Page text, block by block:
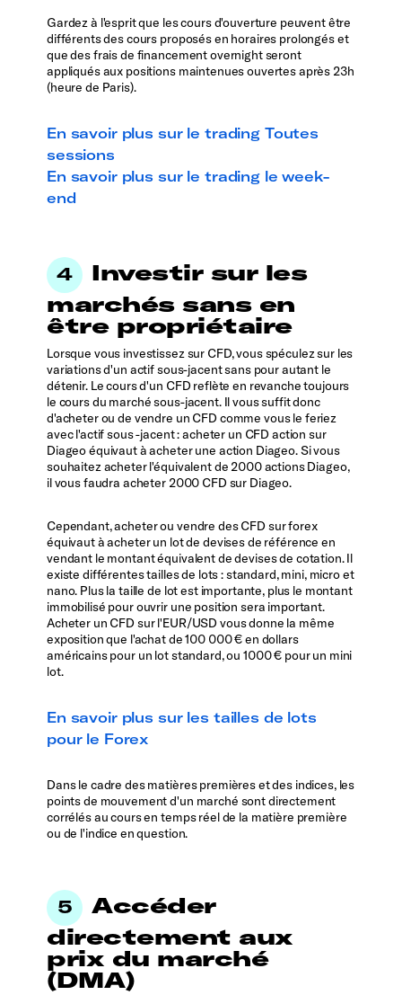
Gardez à l'esprit que les cours d'ouverture peuvent être
différents des cours proposés en horaires prolongés et
que des frais de financement overnight seront
appliqués aux positions maintenues ouvertes après 23h
(heure de Paris).
En savoir plus sur le trading Toutes
sessions
En savoir plus sur le trading le week-
end
Investir sur les
marchés sans en
être propriétaire
Lorsque vous investissez sur CFD, vous spéculez sur les
variations d'un actif sous-jacent sans pour autant le
détenir. Le cours d'un CFD reflète en revanche toujours
le cours du marché sous-jacent. Il vous suffit donc
d'acheter ou de vendre un CFD comme vous le feriez
avec l'actif sous -jacent : acheter un CFD action sur
Diageo équivaut à acheter une action Diageo. Si vous
souhaitez acheter l'équivalent de 2000 actions Diageo,
il vous faudra acheter 2000 CFD sur Diageo.
Cependant, acheter ou vendre des CFD sur forex
équivaut à acheter un lot de devises de référence en
vendant le montant équivalent de devises de cotation. Il
existe différentes tailles de lots : standard, mini, micro et
nano. Plus la taille de lot est importante, plus le montant
immobilisé pour ouvrir une position sera important.
Acheter un CFD sur l'EUR/USD vous donne la même
exposition que l'achat de 100 000 € en dollars
américains pour un lot standard, ou 1000 € pour un mini
lot.
En savoir plus sur les tailles de lots
pour le Forex
Dans le cadre des matières premières et des indices, les
points de mouvement d'un marché sont directement
corrélés au cours en temps réel de la matière première
ou de l'indice en question.
Accéder
directement aux
prix du marché
(DMA)